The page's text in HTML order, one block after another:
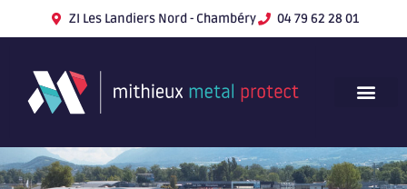
ZI Les Landiers Nord - Chambéry 04 79 62 28 01